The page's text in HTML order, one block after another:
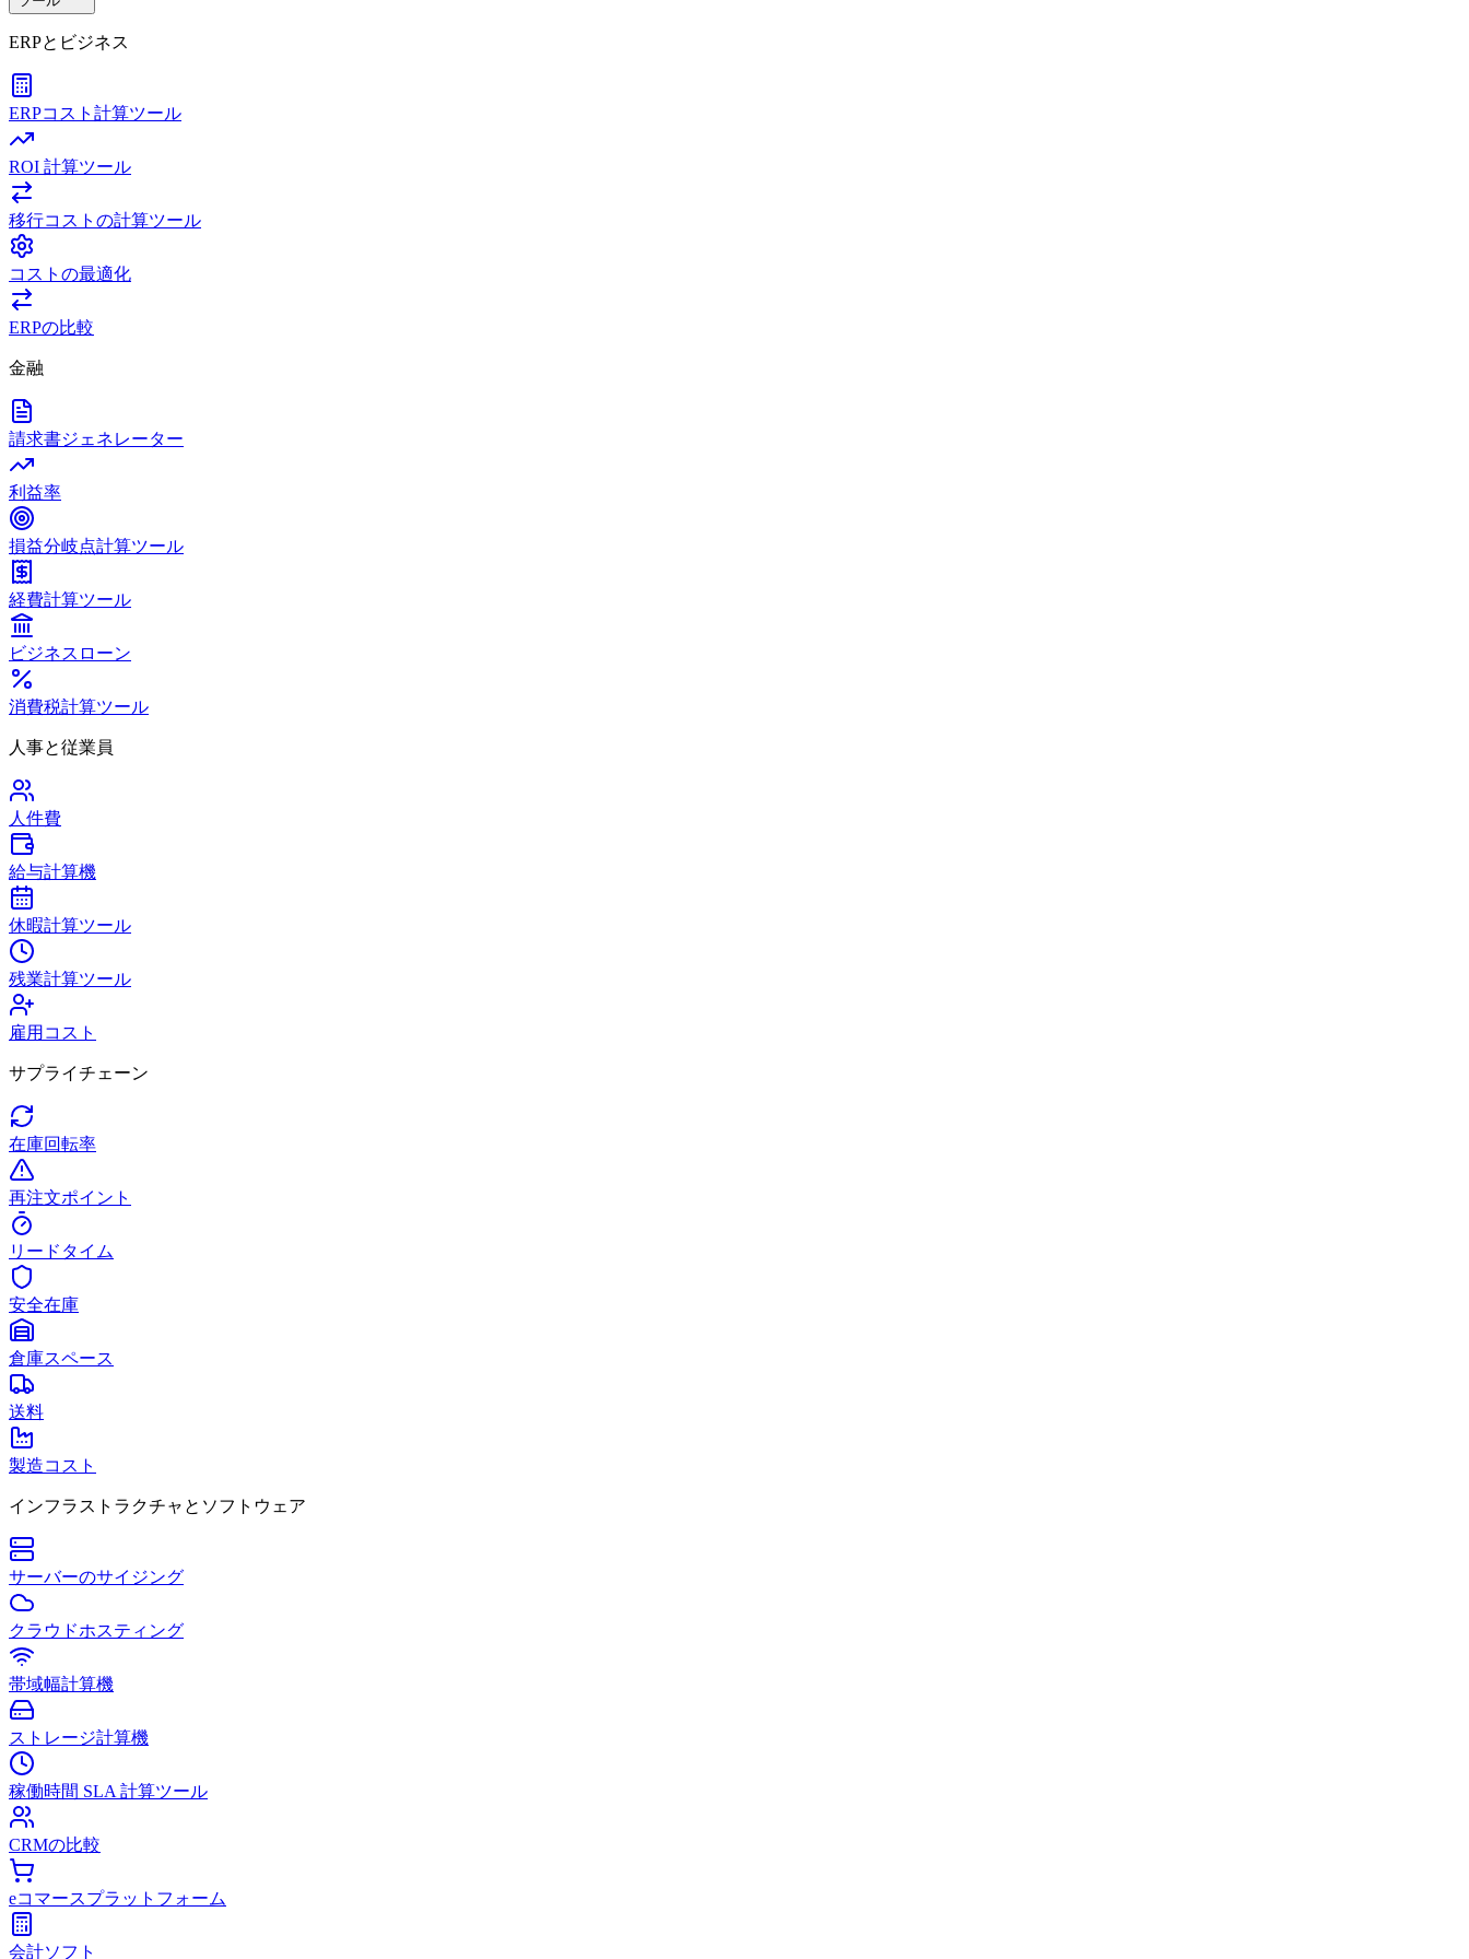
ERPとビジネス
ERPコスト計算ツール
ROI 計算ツール
移行コストの計算ツール
コストの最適化
ERPの比較
金融
請求書ジェネレーター
利益率
損益分岐点計算ツール
経費計算ツール
ビジネスローン
消費税計算ツール
人事と従業員
人件費
給与計算機
休暇計算ツール
残業計算ツール
雇用コスト
サプライチェーン
在庫回転率
再注文ポイント
リードタイム
安全在庫
倉庫スペース
送料
製造コスト
インフラストラクチャとソフトウェア
サーバーのサイジング
クラウドホスティング
帯域幅計算機
ストレージ計算機
稼働時間 SLA 計算ツール
CRMの比較
eコマースプラットフォーム
会計ソフト